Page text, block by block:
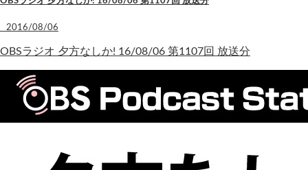
2016/08/06
OBSラジオ 夕方なしか! 16/08/06 第1107回 放送分